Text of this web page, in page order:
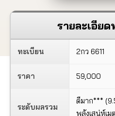
รายละเอียด
ทะเบียน 2กว 6611
ราคา 59,000
ระดับผลรวม
ดีมาก***
พลังเสน่ห์เ